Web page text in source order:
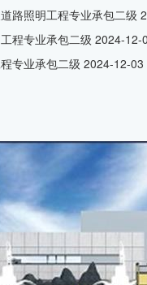
路照明工程专业承包二级
程专业承包二级 2024-
专业承包二级 2024-12-